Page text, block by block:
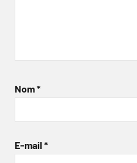
Nom*
E-mail *